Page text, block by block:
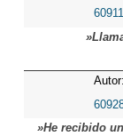
»He recibido